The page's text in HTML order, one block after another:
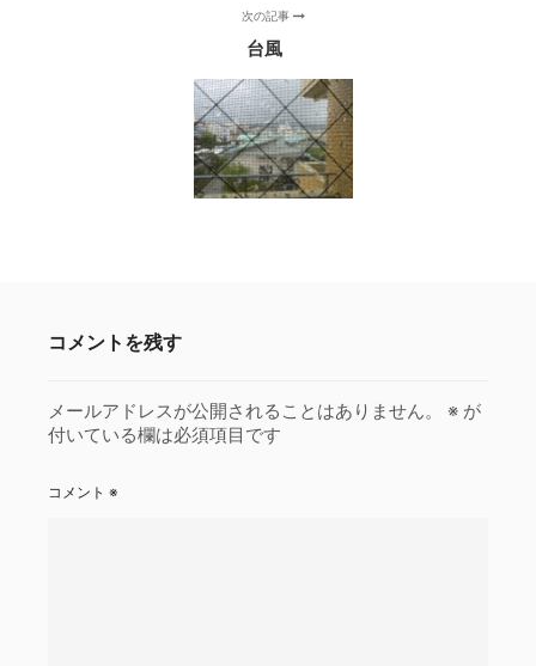
次の記事
台風
コメントを残す
メールアドレスが公開されることはありません。 ※ が
付いている欄は必須項目です
コメント ※